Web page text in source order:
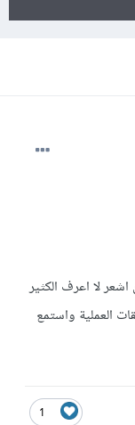
لا اعرف الكثير
العملية واستمع
1